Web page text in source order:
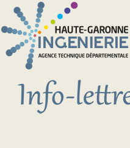
Aller au contenu principal